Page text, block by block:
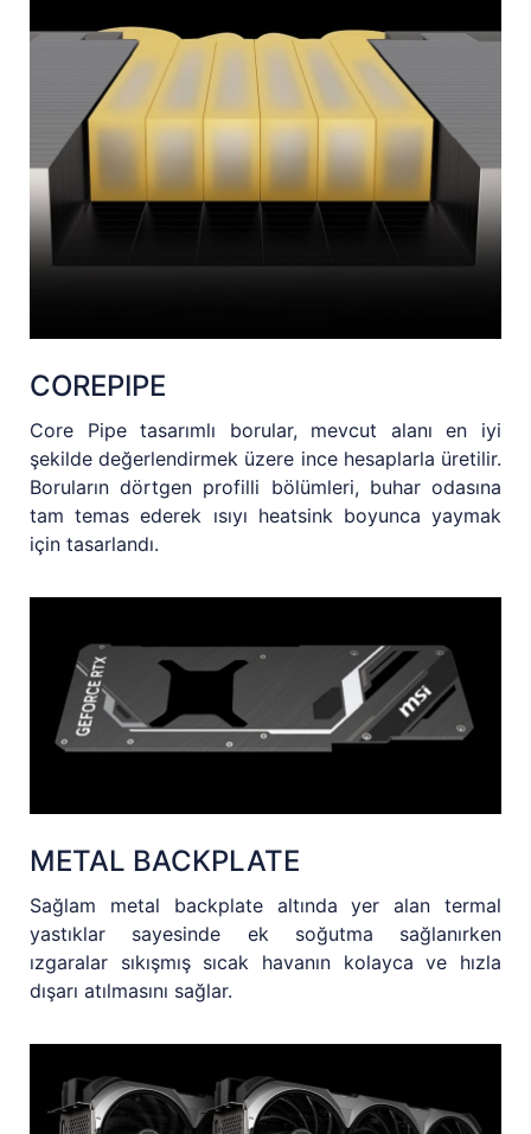
COREPIPE
Core Pipe tasarımlı borular, mevcut alanı en iyi
şekilde değerlendirmek üzere ince hesaplarla üretilir.
Boruların dörtgen profilli bölümleri, buhar odasına
tam temas ederek ısıyı heatsink boyunca yaymak
için tasarlandı.
METAL BACKPLATE
Sağlam metal backplate altında yer alan termal
yastıklar sayesinde ek soğutma sağlanırken
ızgaralar sıkışmış sıcak havanın kolayca ve hızla
dışarı atılmasını sağlar.